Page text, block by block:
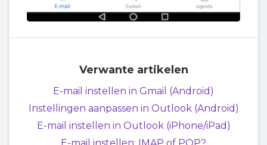
Verwante artikelen
E-mail instellen in Gmail (Android)
Instellingen aanpassen in Outlook (Android)
E-mail instellen in Outlook (iPhone/iPad)